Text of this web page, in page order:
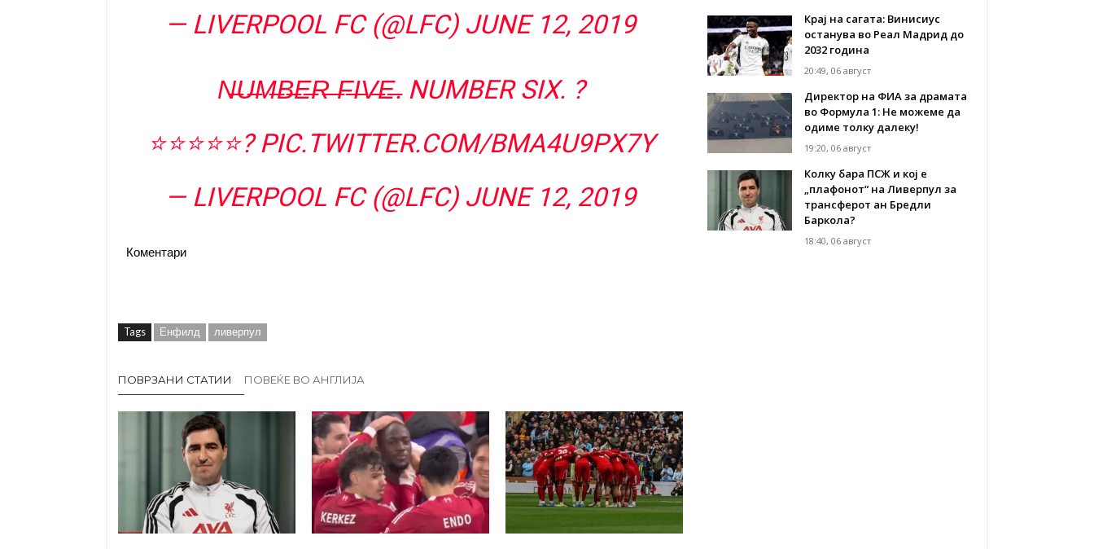
— LIVERPOOL FC (@LFC) JUNE 12, 2019
N̶U̶M̶B̶E̶R̶ ̶F̶I̶V̶E̶. NUMBER SIX. ?
⭐️⭐️⭐️⭐️⭐️?PIC.TWITTER.COM/BMA4U9PX7Y
— LIVERPOOL FC (@LFC) JUNE 12, 2019
Коментари
Tags Енфилд ливерпул
ПОВРЗАНИ СТАТИИ ПОВЕЌЕ ВО АНГЛИЈА
Крај на сагата: Винисиус
останува во Реал Мадрид до
2032 година
20:49, 06 август
Директор на ФИА за драмата
во Формула 1: Не можеме да
одиме толку далеку!
19:20, 06 август
Колку бара ПСЖ и кој е
„плафонот“ на Ливерпул за
трансферот ан Бредли
Баркола?
18:40, 06 август